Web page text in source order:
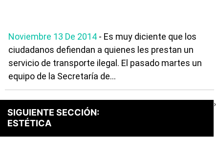
Noviembre 13 De 2014 - Es muy diciente que los
ciudadanos defiendan a quienes les prestan un
servicio de transporte ilegal. El pasado martes un
equipo de la Secretaría de...
SIGUIENTE SECCIÓN:
ESTÉTICA
›